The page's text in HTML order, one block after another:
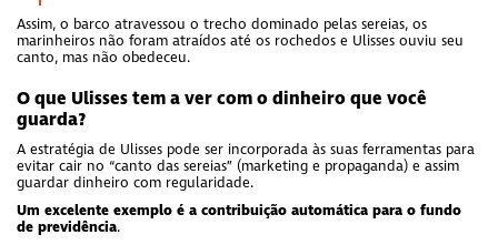
Assim, o barco atravessou o trecho dominado pelas sereias, os
marinheiros não foram atraídos até os rochedos e Ulisses ouviu seu
canto, mas não obedeceu.
O que Ulisses tem a ver com o dinheiro que você
guarda?
A estratégia de Ulisses pode ser incorporada às suas ferramentas para
evitar cair no “canto das sereias” (marketing e propaganda) e assim
guardar dinheiro com regularidade.
Um excelente exemplo é a contribuição automática para o fundo
de previdência.